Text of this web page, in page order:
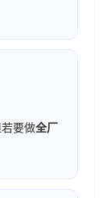
要做全厂